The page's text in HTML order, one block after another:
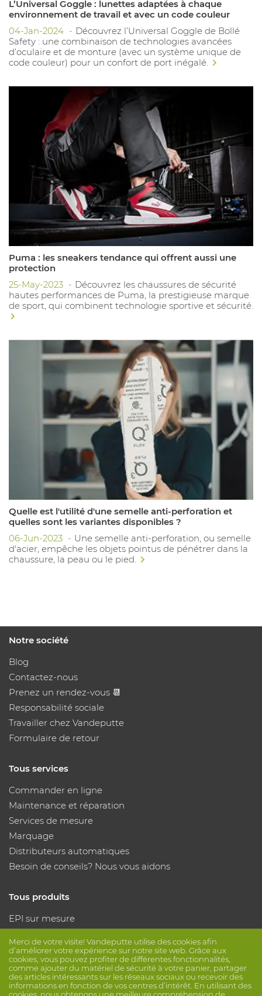
L’Universal Goggle : lunettes adaptées à chaque
environnement de travail et avec un code couleur
04-Jan-2024
Découvrez l’Universal Goggle de Bollé
Safety : une combinaison de technologies avancées
d’oculaire et de monture (avec un système unique de
code couleur) pour un confort de port inégalé.
Puma : les sneakers tendance qui offrent aussi une
protection
25-May-2023
Découvrez les chaussures de sécurité
hautes performances de Puma, la prestigieuse marque
de sport, qui combinent technologie sportive et sécurité.
Quelle est l'utilité d'une semelle anti-perforation et
quelles sont les variantes disponibles ?
06-Jun-2023
Une semelle anti-perforation, ou semelle
d'acier, empêche les objets pointus de pénétrer dans la
chaussure, la peau ou le pied.
Merci de votre visite! Vandeputte utilise des cookies afin
d’améliorer votre expérience sur notre site web. Grâce aux
cookies, vous pouvez profiter de différentes fonctionnalités,
comme ajouter du matériel de sécurité à votre panier, partager
des articles intéressants sur les réseaux sociaux ou recevoir des
informations en fonction de vos centres d’intérêt. En utilisant des
cookies, nous obtenons une meilleure compréhension de
Notre société
Blog
Contactez-nous
Prenez un rendez-vous 📆
Responsabilité sociale
Travailler chez Vandeputte
Formulaire de retour
Tous services
Commander en ligne
Maintenance et réparation
Services de mesure
Marquage
Distributeurs automatiques
Besoin de conseils? Nous vous aidons
Tous produits
EPI sur mesure
Protection des pieds
Vêtements de protection